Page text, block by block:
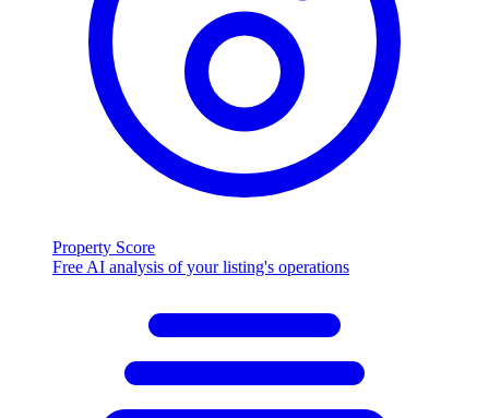
Property Score
Free AI analysis of your listing's operations